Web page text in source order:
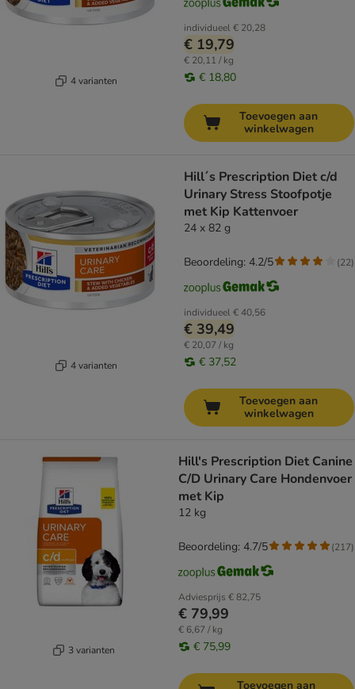
4 varianten
individueel€ 20,28
€ 19,79
€ 20,11 / kg
€ 18,80
Toevoegen aan
winkelwagen
4 varianten
Hill´s Prescription Diet c/d
Urinary Stress Stoofpotje
met Kip Kattenvoer
24 x 82 g
individueel€ 40,56
€ 39,49
€ 20,07 / kg
€ 37,52
Beoordeling: 4.2/5 (22)
Toevoegen aan
winkelwagen
3 varianten
Hill's Prescription Diet Canine
C/D Urinary Care Hondenvoer
met Kip
12 kg
Adviesprijs € 82,75
€ 79,99
€ 6,67 / kg
€ 75,99
Beoordeling: 4.7/5 (217)
Toevoegen aan